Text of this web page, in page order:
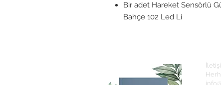
Bir adet Hareket Sensörlü
Bahçe 102 Led Li